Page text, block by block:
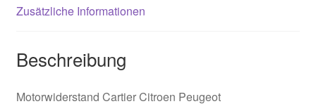
Zusätzliche Informationen
Beschreibung
Motorwiderstand Cartier Citroen Peugeot